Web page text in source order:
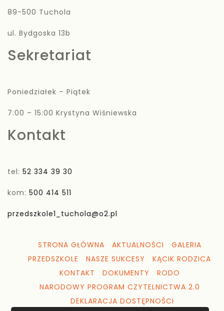
89-500 Tuchola
ul. Bydgoska 13b
Sekretariat
Poniedziałek – Piątek
7:00 – 15:00 Krystyna Wiśniewska
Kontakt
tel: 52 334 39 30
kom: 500 414 511
przedszkole1_tuchola@o2.pl
STRONA GŁÓWNA AKTUALNOŚCI
GALERIA
PRZEDSZKOLE
NASZE SUKCESY
KĄCIK RODZICA
KONTAKT
DOKUMENTY
RODO
NARODOWY PROGRAM CZYTELNICTWA 2.0
DEKLARACJA DOSTĘPNOŚCI